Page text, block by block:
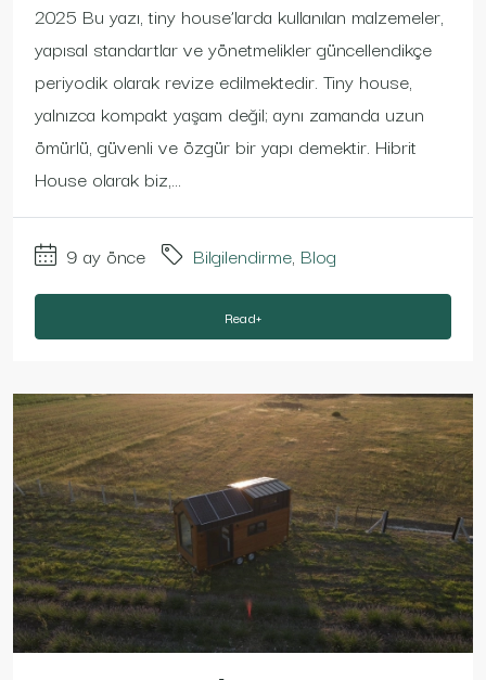
2025 Bu yazı, tiny house’larda kullanılan malzemeler,
yapısal standartlar ve yönetmelikler güncellendikçe
periyodik olarak revize edilmektedir. Tiny house,
yalnızca kompakt yaşam değil; aynı zamanda uzun
ömürlü, güvenli ve özgür bir yapı demektir. Hibrit
House olarak biz,...
9 ay önce Bilgilendirme, Blog
Read+